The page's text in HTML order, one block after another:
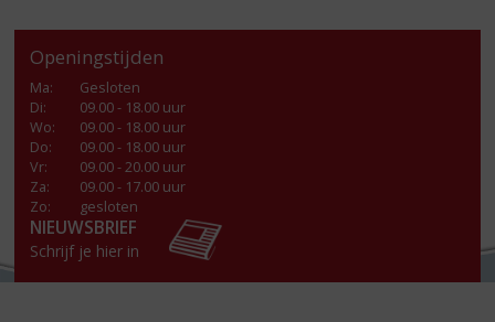
Openingstijden
Ma:
Gesloten
Di:
09.00 - 18.00 uur
Wo:
09.00 - 18.00 uur
Do:
09.00 - 18.00 uur
Vr:
09.00 - 20.00 uur
Za:
09.00 - 17.00 uur
Zo:
gesloten
NIEUWSBRIEF
Schrijf je hier in